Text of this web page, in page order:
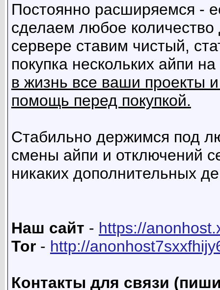
Постоянно расширяемся -
сделаем любое
сервере ставим чистый,
покупка нескольких айпи
в жизнь все ваши проекты
помощь перед покупкой.
Стабильно держимся под
смены айпи и отключений
никаких дополнительных
Наш сайт - https://
Tor - http://
Контакты для связи